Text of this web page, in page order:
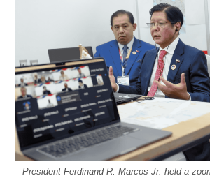
President Ferdinand R. Marcos Jr. held a